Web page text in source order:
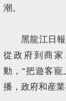
潮。
黑龍江日
從政府到商
動，“把遊客
播，政府和産